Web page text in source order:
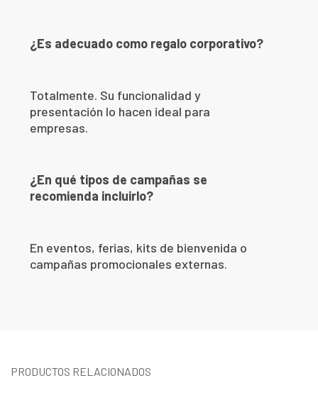
¿Es adecuado como regalo corporativo?
Totalmente. Su funcionalidad y
presentación lo hacen ideal para
empresas.
¿En qué tipos de campañas se
recomienda incluirlo?
En eventos, ferias, kits de bienvenida o
campañas promocionales externas.
PRODUCTOS RELACIONADOS